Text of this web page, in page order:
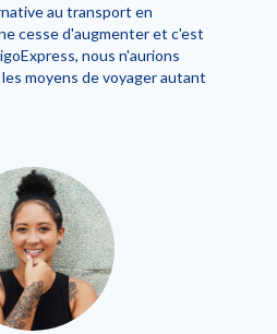
au transport en
cesse d'augmenter et c'est
nous n'aurions
moyens de voyager autant